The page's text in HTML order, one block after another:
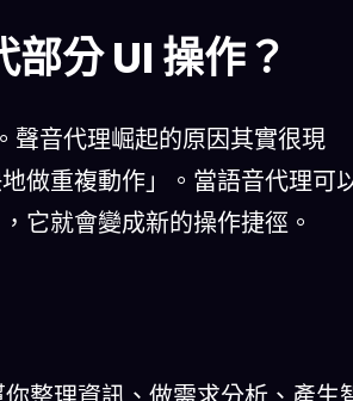
分 UI 操作？
聲音代理崛起的原因其實很現
做重複動作」。當語音代理可
它就會變成新的操作捷徑。